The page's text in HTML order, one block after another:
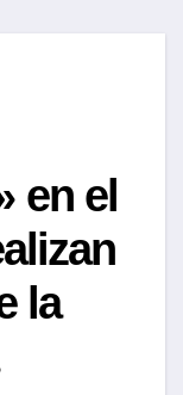
en el
la